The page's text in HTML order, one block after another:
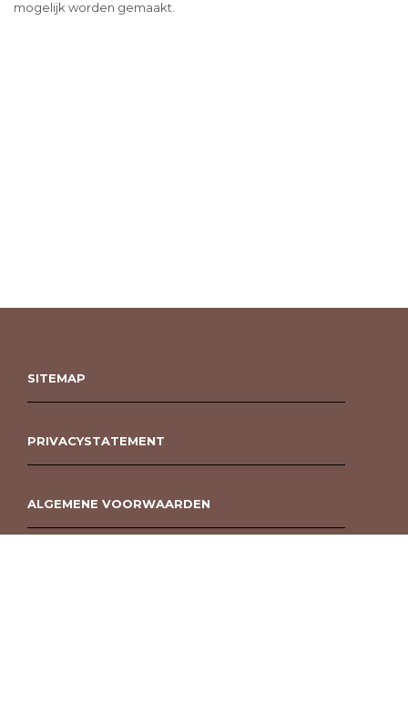
mogelijk worden gemaakt.
SITEMAP
PRIVACYSTATEMENT
ALGEMENE VOORWAARDEN